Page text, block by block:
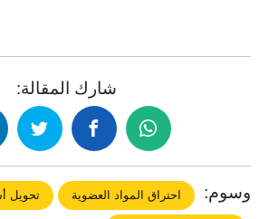
شارك المقالة:
وسوم: احتراق المواد العضوية تحويل